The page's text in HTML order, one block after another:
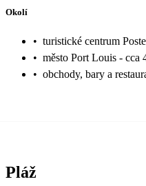
Okolí
• turistické centrum
• město Port Louis - cca
• obchody, bary a
Pláž